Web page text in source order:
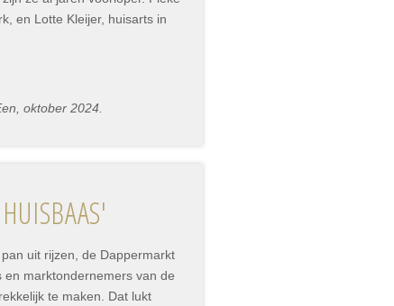
en Lotte Kleijer, huisarts in
oktober 2024.
uit rijzen, de Dappermarkt
marktondernemers van de
te maken. Dat lukt